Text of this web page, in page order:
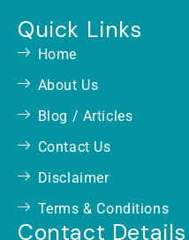
Quick Links
Home
About Us
Blog / Articles
Contact Us
Disclaimer
Terms & Conditions
Contact Details